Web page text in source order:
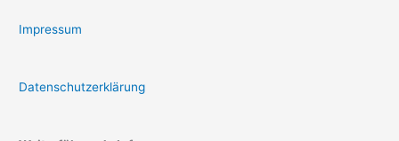
Impressum
Datenschutzerklärung